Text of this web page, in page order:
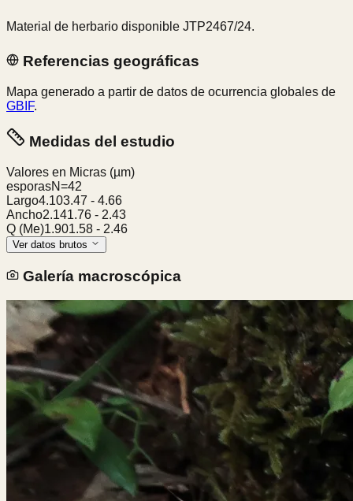
Material de herbario disponible JTP2467/24.
Referencias geográficas
Mapa generado a partir de datos de ocurrencia globales de
GBIF.
Medidas del estudio
Valores en Micras (µm)
esporasN=42
Largo4.103.47 - 4.66
Ancho2.141.76 - 2.43
Q (Me)1.901.58 - 2.46
Ver datos brutos
Galería macroscópica